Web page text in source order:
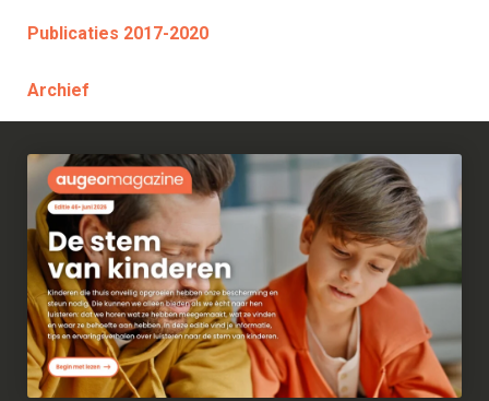
Publicaties 2017-2020
Archief